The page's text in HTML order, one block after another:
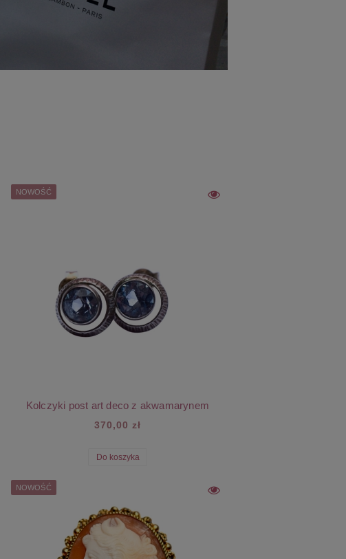
Kolczyki post art deco z akwamarynem
370,00 zł
Do koszyka
NOWOŚĆ
NOWOŚĆ